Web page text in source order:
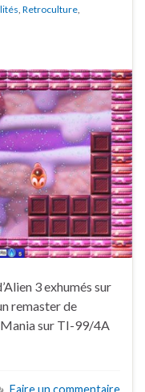
, Retroculture,
3 exhumés sur
remaster de
Mania sur TI-99/4A
Faire un commentaire